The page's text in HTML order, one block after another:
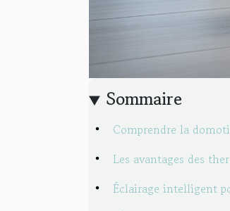
Sommaire
Comprendre la
Les avantages des
Éclairage intelligent